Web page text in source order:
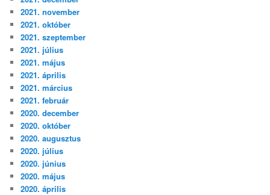
2021. november
2021. október
2021. szeptember
2021. július
2021. május
2021. április
2021. március
2021. február
2020. december
2020. október
2020. augusztus
2020. július
2020. június
2020. május
2020. április